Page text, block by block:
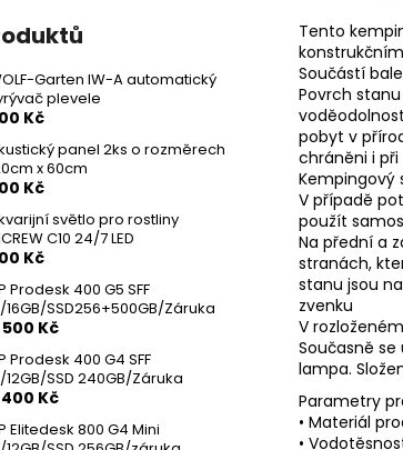
Garten IW-A automatický
plevele
Kč
panel 2ks o rozměrech
x 60cm
Kč
světlo pro rostliny
C10 24/7 LED
Kč
Prodesk 400 G5 SFF
16GB/SSD256+500GB/Záruka
Kč
Prodesk 400 G4 SFF
12GB/SSD 240GB/Záruka
Kč
Elitedesk 800 G4 Mini
Tento
Součástí
Povrch
pobyt v
chráněni i
Kempingový
V případě
použít
Na přední a
stranách,
stanu jsou
zvenku
V
Současně
lampa.
Parametry
• Materiál
•